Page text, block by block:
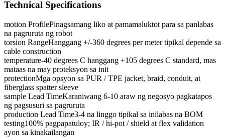
Technical Specifications
motion ProfilePinagsamang liko at pamamaluktot para sa panlabas
na pagruruta ng robot
torsion RangeHanggang +/-360 degrees per meter tipikal depende sa
cable construction
temperature-40 degrees C hanggang +105 degrees C standard, mas
mataas na may proteksyon sa init
protectionMga opsyon sa PUR / TPE jacket, braid, conduit, at
fiberglass spatter sleeve
sample Lead TimeKaraniwang 6-10 araw ng negosyo pagkatapos
ng pagsusuri sa pagruruta
production Lead Time3-4 na linggo tipikal sa inilabas na BOM
testing100% pagpapatuloy; IR / hi-pot / shield at flex validation
ayon sa kinakailangan